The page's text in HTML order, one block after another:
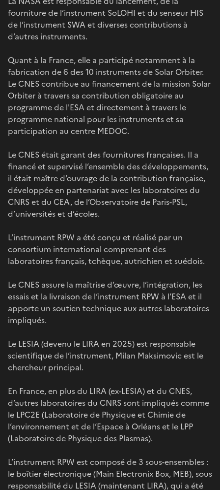
fourniture de l’instrument SoLOHI et du senseur HIS
de l’instrument SWA et diverses contributions à
d’autres instruments.
Quant à la France, elle a participé notamment à la
fabrication de 6 des 10 instruments de Solar Orbiter.
Le CNES contribue au financement de la mission Solar
Orbiter à travers sa contribution obligatoire au
programme de l'ESA et directement à travers le
programme national pour les instruments et sa
participation au centre MEDOC.
Le CNES était garant des fournitures françaises. Il a
financé et supervisé l’ensemble des développements,
il était maître d’ouvrage de la contribution française,
développée en partenariat avec les laboratoires du
CNRS et du CEA, de l’Observatoire de Paris-PSL,
d’universités et d’écoles.
L’instrument RPW a été conçu et réalisé par un
consortium international comprenant des
laboratoires français, tchèque, autrichien et suédois.
Le CNES assure la maîtrise d’œuvre, l’intégration, les
essais et la livraison de l’instrument RPW à l’ESA et il
apporte un soutien technique aux autres laboratoires
impliqués.
Le LESIA (devenu le LIRA en 2025) est responsable
scientifique de l’instrument, Milan Maksimovic est le
chercheur principal.
En France, en plus du LIRA (ex-LESIA) et du CNES,
d’autres laboratoires du CNRS sont impliqués comme
le LPC2E (Laboratoire de Physique et Chimie de
l’environnement et de l’Espace à Orléans et le LPP
(Laboratoire de Physique des Plasmas).
L’instrument RPW est composé de 3 sous-ensembles :
le boîtier électronique (Main Electronix Box, MEB), sous
responsabilité du LESIA (maintenant LIRA), qui a été